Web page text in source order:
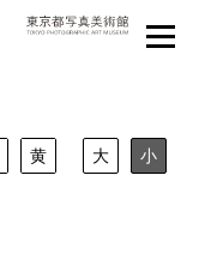
黄 大 小